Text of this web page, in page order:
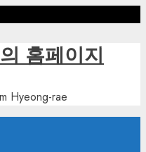
홈페이지
Hyeong-rae